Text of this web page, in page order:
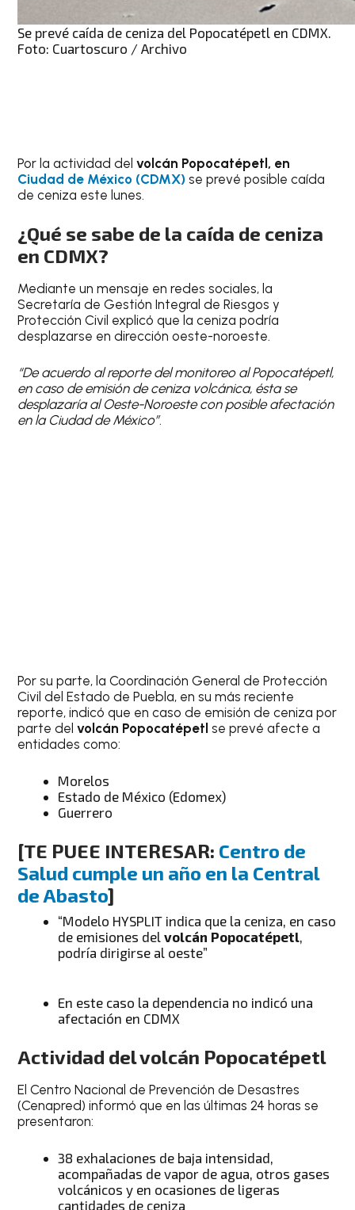
Se prevé caída de ceniza del Popocatépetl en CDMX.
Foto: Cuartoscuro / Archivo
Por la actividad delvolcán Popocatépetl, en
Ciudad de México (CDMX)se prevé posible caída
de ceniza este lunes.
¿Qué se sabe de la caída de ceniza
en CDMX?
Mediante un mensaje en redes sociales, la
Secretaría de Gestión Integral de Riesgos y
Protección Civil explicó que la ceniza podría
desplazarse en dirección oeste-noroeste.
“De acuerdo al reporte del monitoreo al Popocatépetl,
en caso de emisión de ceniza volcánica, ésta se
desplazaría al Oeste-Noroeste con posible afectación
en la Ciudad de México”.
Por su parte, la Coordinación General de Protección
Civil del Estado de Puebla, en su más reciente
reporte, indicó que en caso de emisión de ceniza por
parte delvolcán Popocatépetlse prevé afecte a
entidades como:
Morelos
Estado de México (Edomex)
Guerrero
[TE PUEE INTERESAR: Centro de
Salud cumple un año en la Central
de Abasto]
“Modelo HYSPLIT indica que la ceniza, en caso
de emisiones delvolcán Popocatépetl,
podría dirigirse al oeste”
En este caso la dependencia no indicó una
afectación en CDMX
Actividad del volcán Popocatépetl
El Centro Nacional de Prevención de Desastres
(Cenapred) informó que en las últimas 24 horas se
presentaron:
38 exhalaciones de baja intensidad,
acompañadas de vapor de agua, otros gases
volcánicos y en ocasiones de ligeras
cantidades de ceniza